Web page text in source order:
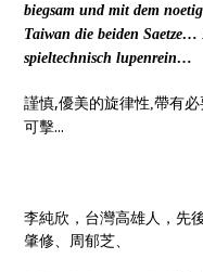
biegsam und mit dem
Taiwan die beiden Saetze…
spieltechnisch lupenrein…
謹慎,優美的旋律性 ,帶有
可擊...
李純欣，台灣高雄人，先
肇修、周郁芝、